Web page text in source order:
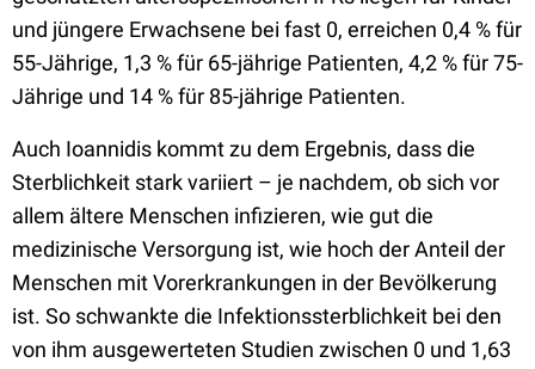
und jüngere Erwachsene bei fast 0, erreichen 0,4 % für
55-Jährige, 1,3 % für 65-jährige Patienten, 4,2 % für 75-
Jährige und 14 % für 85-jährige Patienten.
Auch Ioannidis kommt zu dem Ergebnis, dass die
Sterblichkeit stark variiert – je nachdem, ob sich vor
allem ältere Menschen infizieren, wie gut die
medizinische Versorgung ist, wie hoch der Anteil der
Menschen mit Vorerkrankungen in der Bevölkerung
ist. So schwankte die Infektionssterblichkeit bei den
von ihm ausgewerteten Studien zwischen 0 und 1,63